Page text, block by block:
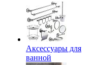
Аксессуары для
ванной